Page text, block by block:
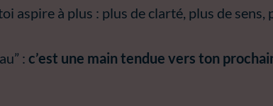
aspire à plus : plus de clarté, plus de sens,
: c’est une main tendue vers ton